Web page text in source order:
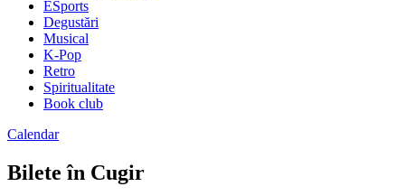
ESports
Degustări
Musical
K-Pop
Retro
Spiritualitate
Book club
Calendar
Bilete în Cugir